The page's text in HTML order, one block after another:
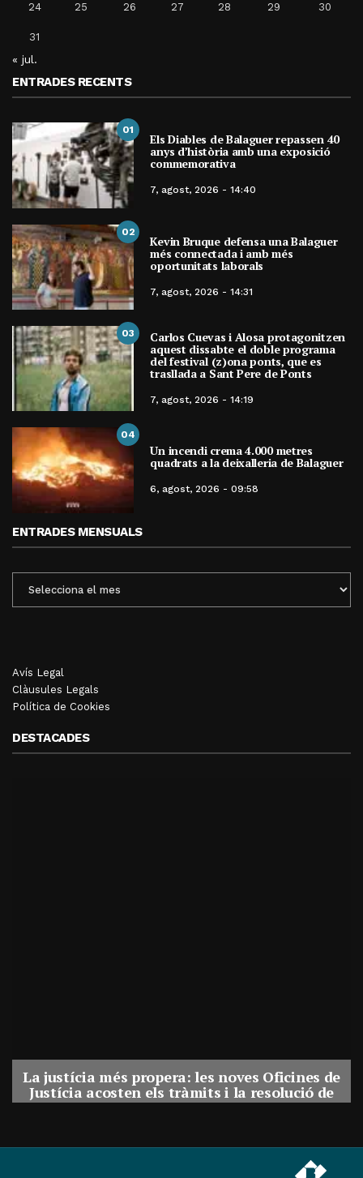
24 25 26 27 28 29 30
31
« jul.
ENTRADES RECENTS
01
Els Diables de Balaguer repassen 40
anys d’història amb una exposició
commemorativa
7, agost, 2026 - 14:40
02
Kevin Bruque defensa una Balaguer
més connectada i amb més
oportunitats laborals
7, agost, 2026 - 14:31
03 Carlos Cuevas i Alosa protagonitzen
aquest dissabte el doble programa
del festival (z)ona ponts, que es
trasllada a Sant Pere de Ponts
7, agost, 2026 - 14:19
04
Un incendi crema 4.000 metres
quadrats a la deixalleria de Balaguer
6, agost, 2026 - 09:58
ENTRADES MENSUALS
MENSUALS
Avís Legal
Clàusules Legals
Política de Cookies
DESTACADES
La justícia més propera: les noves Oficines de
Justícia acosten els tràmits i la resolució de
conflictes als municipis de Catalunya